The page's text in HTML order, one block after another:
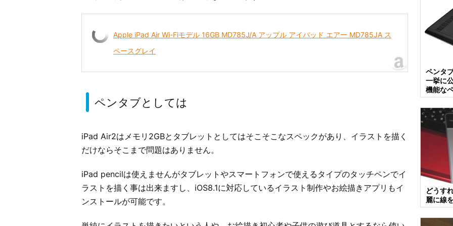
Apple iPad Air Wi-Fiモデル 16GB MD785J/A アップル アイパッド エアー MD785JA ス
ペースグレイ
ペンタブとしては
iPad Air2はメモリ2GBとタブレットとしてはそこそこなスペックがあり、イラストを描く
だけならそこまで問題はありません。
iPad pencilは使えませんがタブレットやスマートフォンで使えるタイプのタッチペンでイ
ラストを描く事は出来ますし、iOS8.1に対応しているイラスト制作やお絵描きアプリもイ
ンストールが可能です。
ペンタ
一挙に
機能な
どうす
麗に線